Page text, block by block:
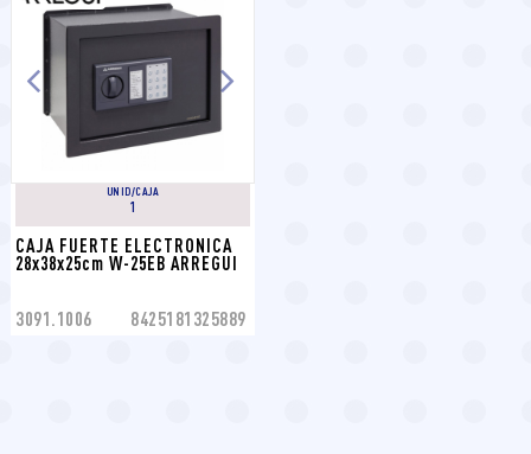
UNID/CAJA
1
CAJA FUERTE ELECTRONICA
28x38x25cm W-25EB ARREGUI
3091.1006 8425181325889